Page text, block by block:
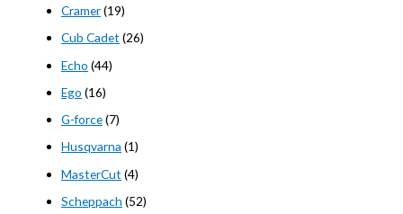
Cramer(19)
Cub Cadet (26)
Echo (44)
Ego (16)
G-force(7)
Husqvarna (1)
MasterCut (4)
Scheppach (52)